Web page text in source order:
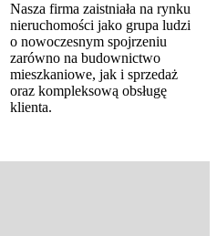
Nasza firma zaistniała na rynku
nieruchomości jako grupa ludzi
o nowoczesnym spojrzeniu
zarówno na budownictwo
mieszkaniowe, jak i sprzedaż
oraz kompleksową obsługę
klienta.